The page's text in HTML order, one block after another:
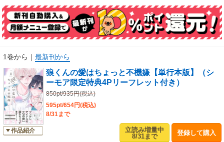
そのギャップ めろきゅん過剰！！
◆収録内容◆
「狼くんの愛はちょっと不機嫌」1～6話
あとがき
シーモア限定特典4Pリーフレット
1巻から ｜ 最新刊から
作品紹介
狼くんの愛はちょっと不機嫌【単行本版】（シ
ーモア限定特典4Pリーフレット付き）
850pt/935円(税込)
595pt/654円(税込)
8/31まで
立読み増量中
8/31まで
登録して購入